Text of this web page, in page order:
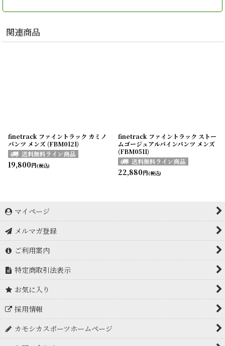
関連商品
finetrack ファイントラック カミノ
パンツ メンズ (FBM0121)
19,800円(税込)
finetrack ファイントラック ストー
ムゴージュアルパインパンツ メンズ
(FBM0511)
22,880円(税込)
マイページ
メルマガ登録
ご利用案内
特定商取引法表示
お気に入り
採用情報
カモシカスポーツホームページ